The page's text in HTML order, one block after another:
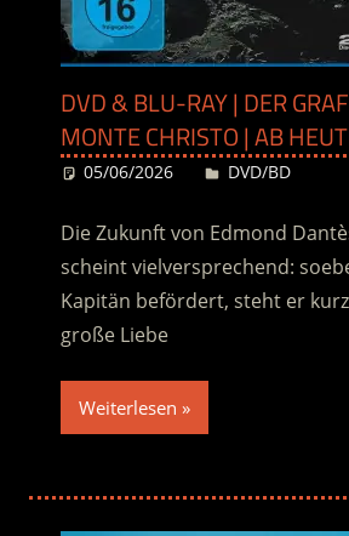
DVD & BLU-RAY | DER
MONTE CHRISTO | AB
05/06/2026 Desiree
DVD/BD
Die Zukunft von Edmond
scheint vielversprechend:
Kapitän befördert, steht er
große Liebe
Weiterlesen